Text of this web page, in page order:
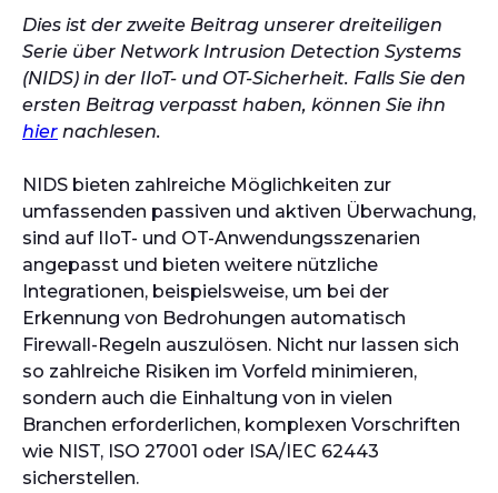
Dies ist der zweite Beitrag unserer dreiteiligen
Serie über Network Intrusion Detection Systems
(NIDS) in der IIoT- und OT-Sicherheit. Falls Sie den
ersten Beitrag verpasst haben, können Sie ihn
hier nachlesen.
NIDS bieten zahlreiche Möglichkeiten zur
umfassenden passiven und aktiven Überwachung,
sind auf IIoT- und OT-Anwendungsszenarien
angepasst und bieten weitere nützliche
Integrationen, beispielsweise, um bei der
Erkennung von Bedrohungen automatisch
Firewall-Regeln auszulösen. Nicht nur lassen sich
so zahlreiche Risiken im Vorfeld minimieren,
sondern auch die Einhaltung von in vielen
Branchen erforderlichen, komplexen Vorschriften
wie NIST, ISO 27001 oder ISA/IEC 62443
sicherstellen.